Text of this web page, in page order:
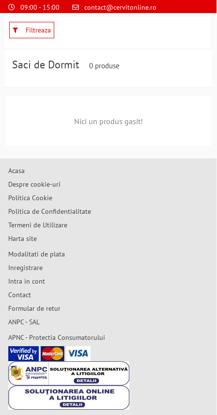
09:00 - 15:00
contact@cervitonline.ro
Filtreaza
Saci de Dormit 0 produse
Nici un produs gasit!
Acasa
Despre cookie-uri
Politica Cookie
Politica de Confidentialitate
Termeni de Utilizare
Harta site
Modalitati de plata
Inregistrare
Intra in cont
Contact
Formular de retur
ANPC - SAL
APNC - Protectia Consumatorului